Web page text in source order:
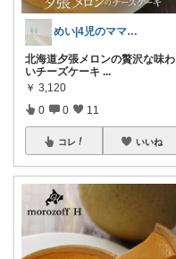
めい|4児のママおすすめ
北海道夕張メロンの贅沢な味わ
いチーズケーキ ...
￥ 3,120
0 0 11
コレ いいね